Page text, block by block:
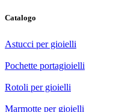
Catalogo
Astucci per gioielli
Pochette portagioielli
Rotoli per gioielli
Marmotte per gioielli